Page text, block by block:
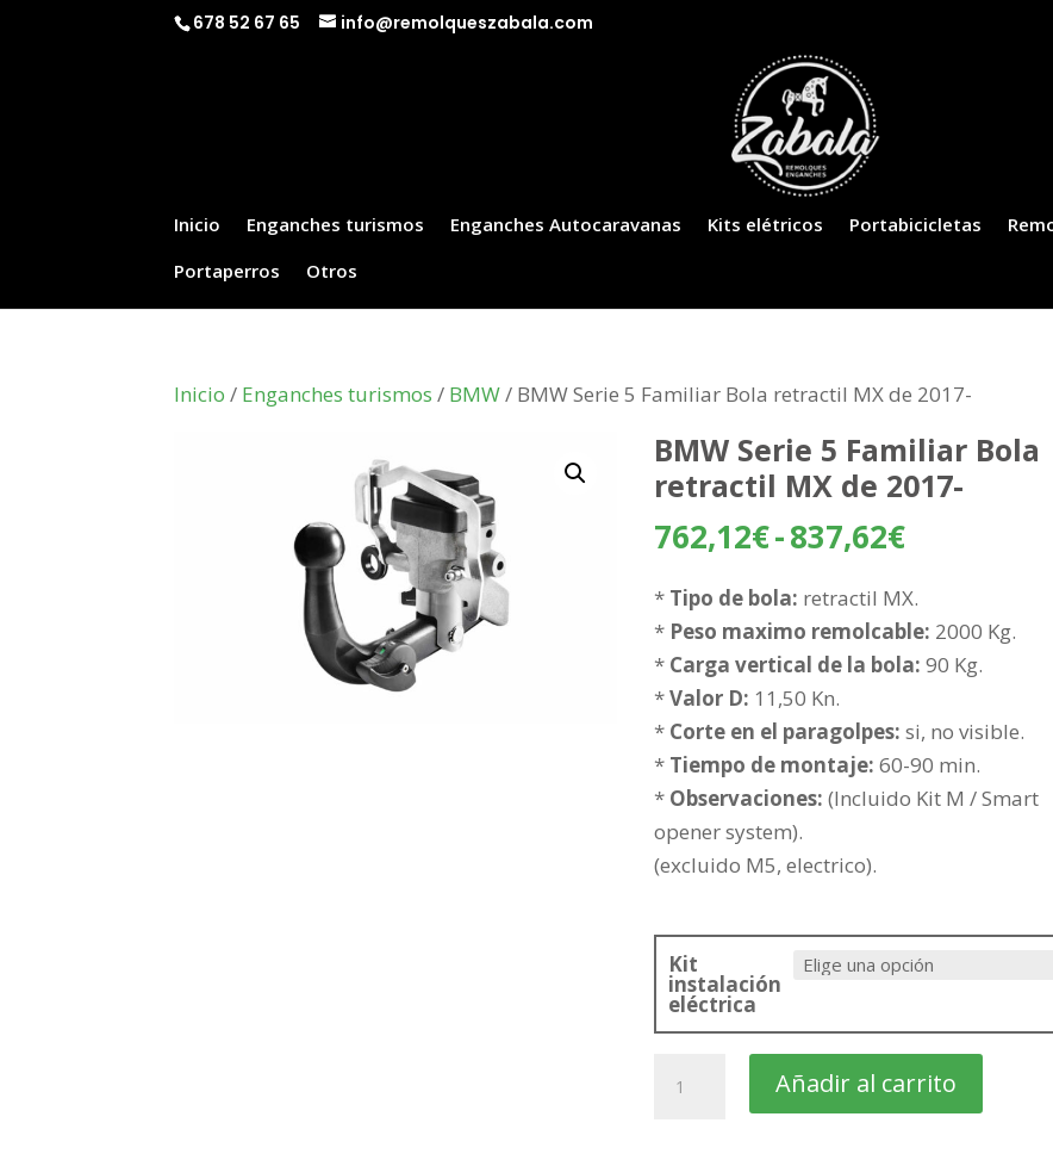
678 52 67 65 info@remolqueszabala.com
Inicio Enganches turismos Enganches Autocaravanas Kits elétricos Portabicicletas
Portaperros
Otros
Inicio / Enganches turismos / BMW/ BMW Serie 5 Familiar Bola retractil MX de 2017-
BMW Serie 5 Familiar Bola
retractil MX de 2017-
762,12€-837,62€Rango
precios:
desde
762,12€
837,62€
* Tipo de bola: retractil MX.
* Peso maximo remolcable: 2000 Kg.
* Carga vertical de la bola: 90 Kg.
*Valor D: 11,50 Kn.
* Corte en el paragolpes: si, no visible.
* Tiempo de montaje: 60-90 min.
* Observaciones: (Incluido Kit M / Smart
opener system).
(excluido M5, electrico).
Kit
instalación
eléctrica
Serie
Añadir al carrito